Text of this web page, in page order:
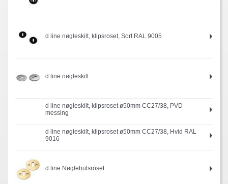
d line nøgleskilt, klipsroset, Sort RAL 9005
d line nøgleskilt
d line nøgleskilt, klipsroset ø50mm CC27/38, PVD
messing
d line nøgleskilt, klipsroset ø50mm CC27/38, Hvid RAL
9016
d line Nøglehulsroset